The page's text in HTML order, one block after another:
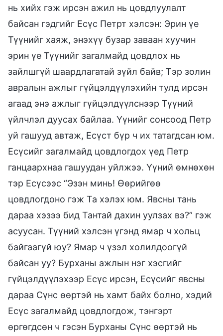
нь хийх гэж ирсэн ажил нь цовдлуулалт
байсан гэдгийг Есүс Петрт хэлсэн: Эрин үе
Түүнийг хаяж, энэхүү бузар заваан хуучин
эрин үе Түүнийг загалмайд цовдлох нь
зайлшгүй шаардлагатай зүйл байв; Тэр золин
авралын ажлыг гүйцэлдүүлэхийн тулд ирсэн
агаад энэ ажлыг гүйцэлдүүлснээр Түүний
үйлчлэл дуусах байлаа. Үүнийг сонсоод Петр
уй гашууд автаж, Есүст бүр ч их татагдсан юм.
Есүсийг загалмайд цовдлогдох үед Петр
ганцаархнаа гашуудан уйлжээ. Үүний өмнөхөн
тэр Есүсээс “Эзэн минь! Өөрийгөө
цовдлогдоно гэж Та хэлэх юм. Явсны тань
дараа хэзээ бид Тантай дахин уулзах вэ?” гэж
асуусан. Түүний хэлсэн үгэнд ямар ч хольц
байгаагүй юу? Ямар ч үзэл холилдоогүй
байсан уу? Бурханы ажлын нэг хэсгийг
гүйцэлдүүлэхээр Есүс ирсэн, Есүсийг явсны
дараа Сүнс өөртэй нь хамт байх болно, хэдий
Есүс загалмайд цовдлогдож, тэнгэрт
өргөгдсөн ч гэсэн Бурханы Сүнс өөртэй нь